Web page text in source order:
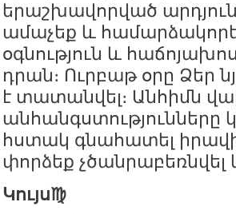
երաշխավորված
ամաչեք և
օգնություն և
դրան։ Ուրբաթ օրը Ձեր
է տատանվել։ Անհիմն
անհանգստությունները
հստակ գնահատել
փորձեք
Կույս♍️